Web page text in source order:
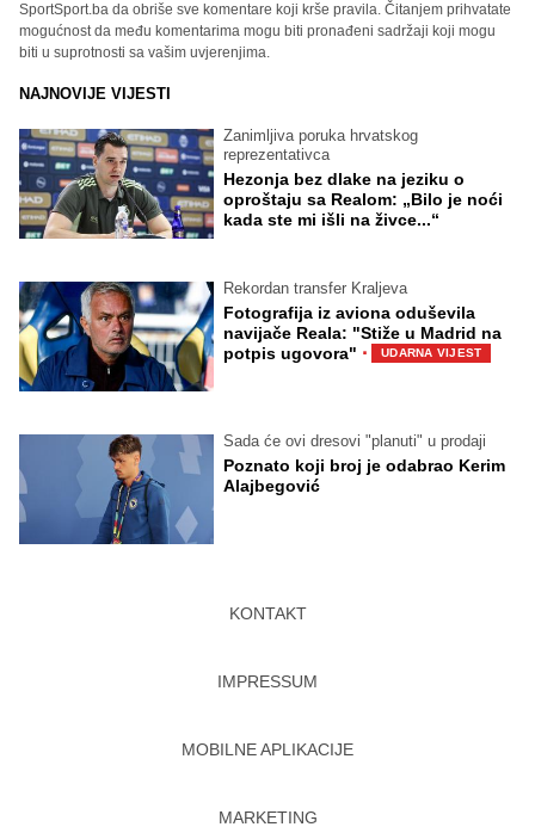
SportSport.ba da obriše sve komentare koji krše pravila. Čitanjem prihvatate
mogućnost da među komentarima mogu biti pronađeni sadržaji koji mogu
biti u suprotnosti sa vašim uvjerenjima.
NAJNOVIJE VIJESTI
Zanimljiva poruka hrvatskog
reprezentativca
Hezonja bez dlake na jeziku o
oproštaju sa Realom: „Bilo je noći
kada ste mi išli na živce...“
Rekordan transfer Kraljeva
Fotografija iz aviona oduševila
navijače Reala: "Stiže u Madrid na
potpis ugovora" · UDARNA VIJEST
Sada će ovi dresovi "planuti" u prodaji
Poznato koji broj je odabrao Kerim
Alajbegović
KONTAKT
IMPRESSUM
MOBILNE APLIKACIJE
MARKETING